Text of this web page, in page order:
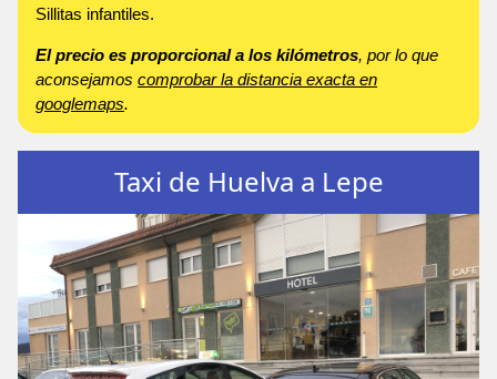
Sillitas infantiles.
El precio es proporcional a los kilómetros, por lo que
aconsejamos comprobar la distancia exacta en
googlemaps.
Taxi de Huelva a Lepe